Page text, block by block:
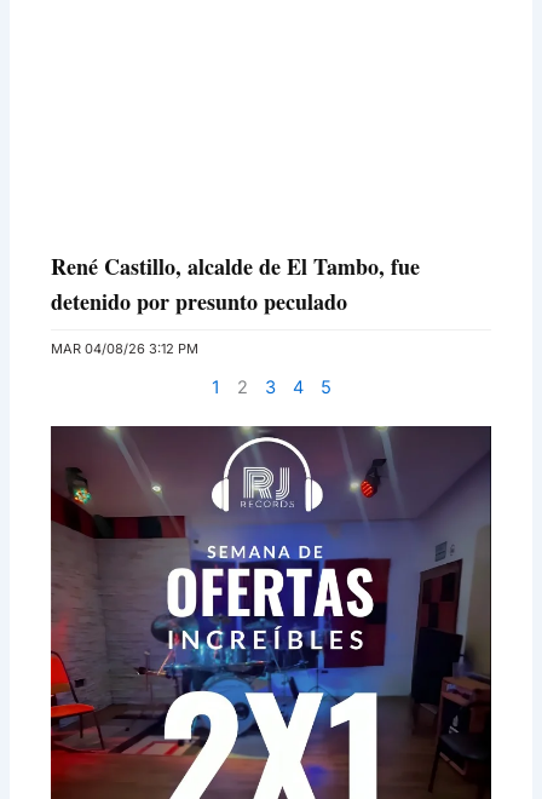
René Castillo, alcalde de El Tambo, fue
detenido por presunto peculado
MAR 04/08/26 3:12 PM
1 2 3 4 5